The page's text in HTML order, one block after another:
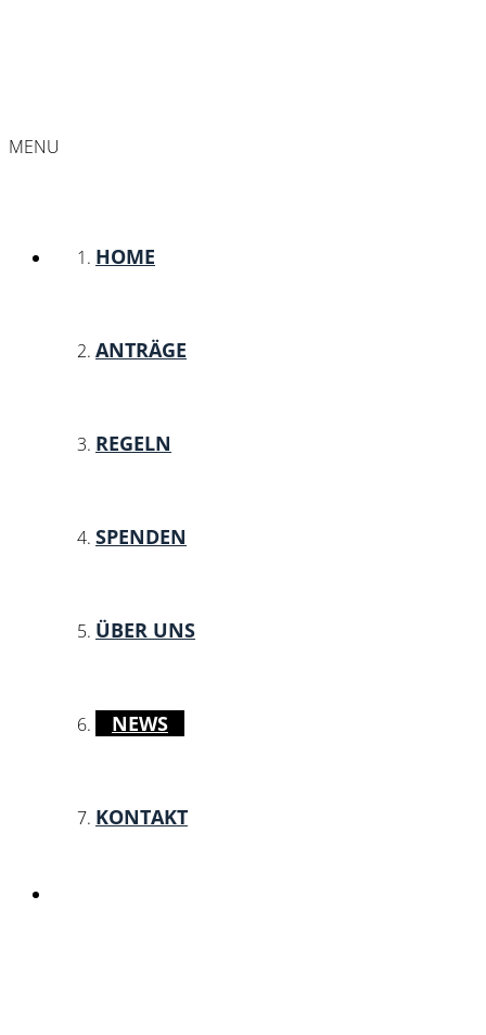
MENU
HOME
ANTRÄGE
REGELN
SPENDEN
ÜBER UNS
NEWS
KONTAKT